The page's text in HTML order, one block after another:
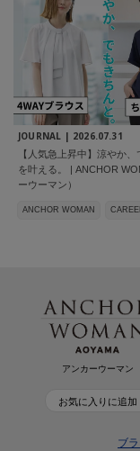
JOURNAL | 2026.07.31
【人気急上昇中】涼やか、
を叶える。 | ANCHOR
ーウーマン）
ANCHOR WOMAN
アンカーウーマン
お気に入りに追加
ブ